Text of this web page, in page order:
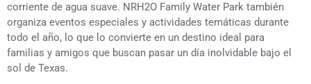
corriente de agua suave. NRH2O Family Water Park también
organiza eventos especiales y actividades temáticas durante
todo el año, lo que lo convierte en un destino ideal para
familias y amigos que buscan pasar un día inolvidable bajo el
sol de Texas.